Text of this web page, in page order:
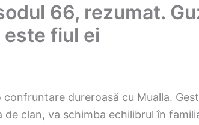
66, rezumat.
fiul ei
dureroasă cu Mualla.
clan, va schimba echilibrul în